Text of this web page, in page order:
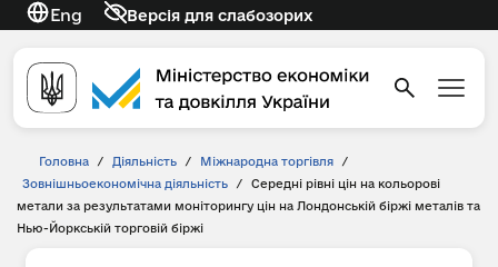
Eng Версія для слабозорих
Головна / Діяльність / Міжнародна торгівля
/
Зовнішньоекономічна діяльність
/
Середні рівні цін на кольорові
метали за результатами моніторингу цін на Лондонській біржі металів та
Нью-Йоркській торговій біржі